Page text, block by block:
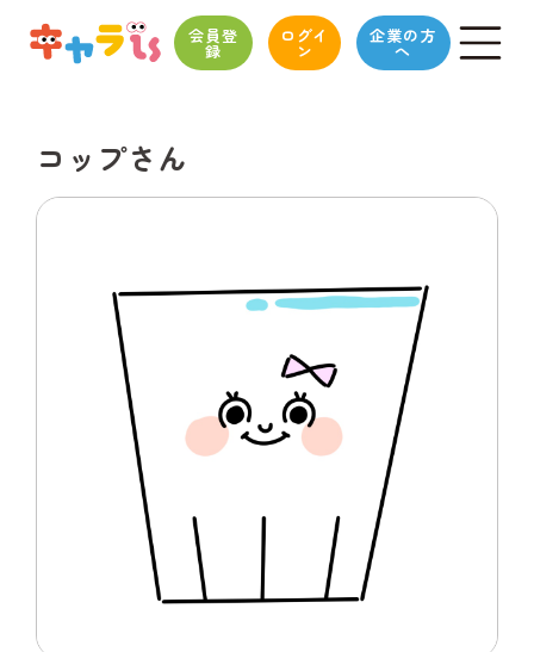
会員登
録
ログイ
ン
企業の方
へ
コップさん